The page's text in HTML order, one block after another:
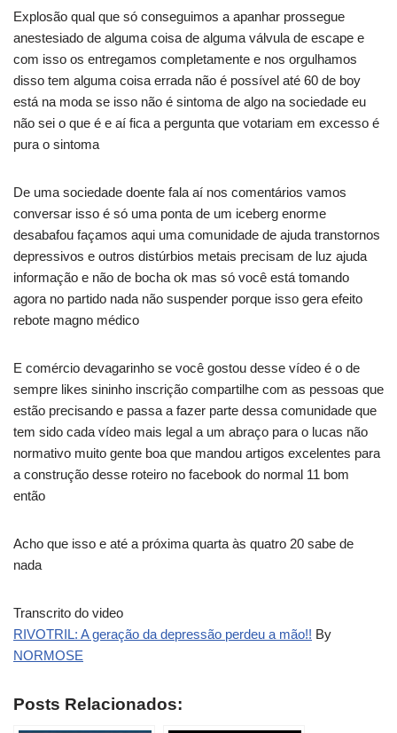
Explosão qual que só conseguimos a apanhar prossegue
anestesiado de alguma coisa de alguma válvula de escape e
com isso os entregamos completamente e nos orgulhamos
disso tem alguma coisa errada não é possível até 60 de boy
está na moda se isso não é sintoma de algo na sociedade eu
não sei o que é e aí fica a pergunta que votariam em excesso é
pura o sintoma
De uma sociedade doente fala aí nos comentários vamos
conversar isso é só uma ponta de um iceberg enorme
desabafou façamos aqui uma comunidade de ajuda transtornos
depressivos e outros distúrbios metais precisam de luz ajuda
informação e não de bocha ok mas só você está tomando
agora no partido nada não suspender porque isso gera efeito
rebote magno médico
E comércio devagarinho se você gostou desse vídeo é o de
sempre likes sininho inscrição compartilhe com as pessoas que
estão precisando e passa a fazer parte dessa comunidade que
tem sido cada vídeo mais legal a um abraço para o lucas não
normativo muito gente boa que mandou artigos excelentes para
a construção desse roteiro no facebook do normal 11 bom
então
Acho que isso e até a próxima quarta às quatro 20 sabe de
nada
Transcrito do video
RIVOTRIL: A geração da depressão perdeu a mão!! By
NORMOSE
Posts Relacionados: